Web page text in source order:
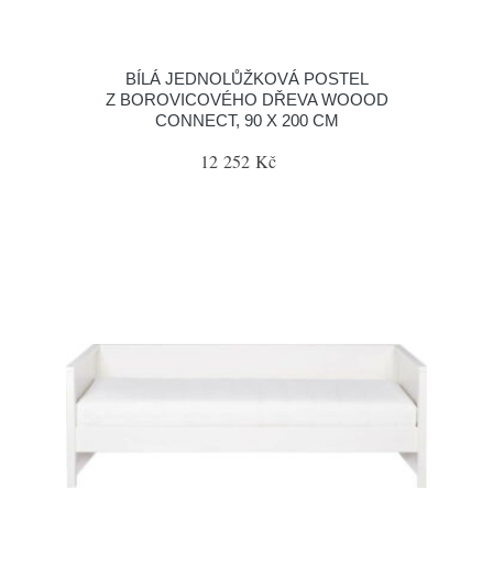
BÍLÁ JEDNOLŮŽKOVÁ POSTEL
Z BOROVICOVÉHO DŘEVA WOOOD
CONNECT, 90 X 200 CM
12 252 Kč